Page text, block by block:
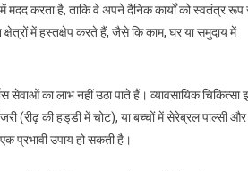
में मदद करता है, ताकि वे अपने दैनिक कार्यों को स्वतंत्र रूप
में हस्तक्षेप करते हैं, जैसे कि काम, घर या समुदाय में
सेवाओं का लाभ नहीं उठा पाते हैं। व्यावसायिक चिकित्सा
(रीढ़ की हड्‌डी में चोट), या बच्चों में सेरेब्रल पाल्सी और
प्रभावी उपाय हो सकती है।